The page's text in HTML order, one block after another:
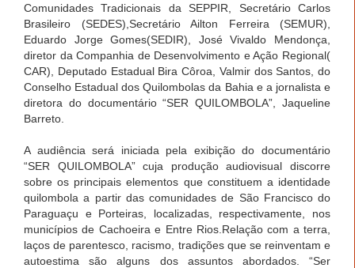
Comunidades Tradicionais da SEPPIR, Secretário Carlos
Brasileiro (SEDES),Secretário Ailton Ferreira (SEMUR),
Eduardo Jorge Gomes(SEDIR), José Vivaldo Mendonça,
diretor da Companhia de Desenvolvimento e Ação Regional(
CAR), Deputado Estadual Bira Côroa, Valmir dos Santos, do
Conselho Estadual dos Quilombolas da Bahia e a jornalista e
diretora do documentário “SER QUILOMBOLA”, Jaqueline
Barreto.
A audiência será iniciada pela exibição do documentário
“SER QUILOMBOLA” cuja produção audiovisual discorre
sobre os principais elementos que constituem a identidade
quilombola a partir das comunidades de São Francisco do
Paraguaçu e Porteiras, localizadas, respectivamente, nos
municípios de Cachoeira e Entre Rios.Relação com a terra,
laços de parentesco, racismo, tradições que se reinventam e
autoestima são alguns dos assuntos abordados. “Ser